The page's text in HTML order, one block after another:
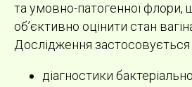
та умовно-патогенної флори,
об’єктивно оцінити стан
Дослідження застосовується
діагностики